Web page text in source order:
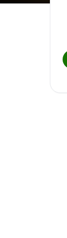
Curso Preparatório